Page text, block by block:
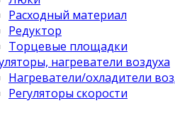
Расходный материал
Редуктор
Торцевые площадки
нагреватели воздуха
Нагреватели/охладители
Регуляторы скорости